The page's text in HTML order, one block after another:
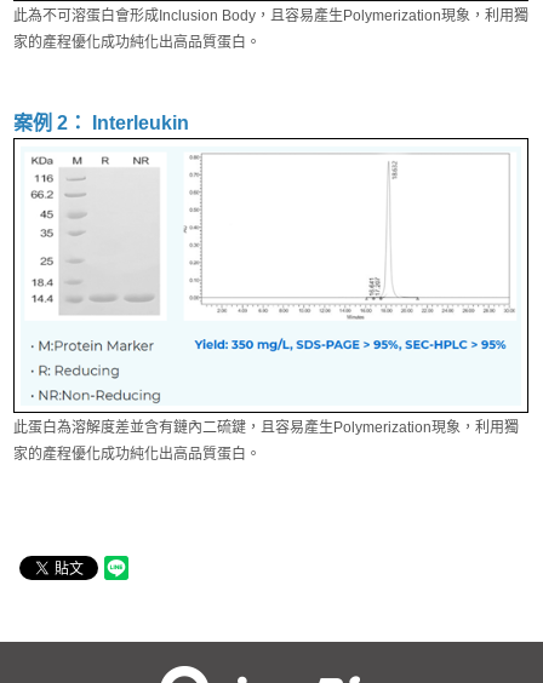
此為不可溶蛋白會形成Inclusion Body，且容易產生Polymerization現象，利用獨
家的產程優化成功純化出高品質蛋白。
案例 2： Interleukin
此蛋白為溶解度差並含有鏈內二硫鍵，且容易產生Polymerization現象，利用獨
家的產程優化成功純化出高品質蛋白。